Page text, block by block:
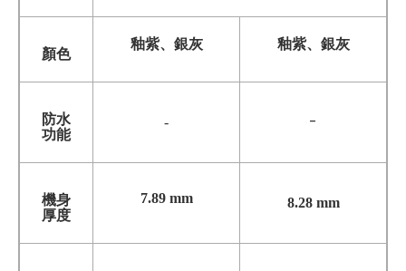
顏色
釉紫、銀灰 釉紫、銀灰
防水
功能
- -
機身
厚度
7.89 mm 8.28 mm